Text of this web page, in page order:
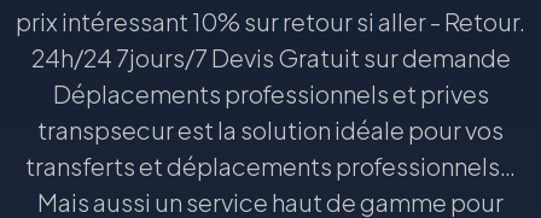
prix intéressant 10% sur retour si aller - Retour.
24h/24 7jours/7 Devis Gratuit sur demande
Déplacements professionnels et prives
transpsecur est la solution idéale pour vos
transferts et déplacements professionnels…
Mais aussi un service haut de gamme pour